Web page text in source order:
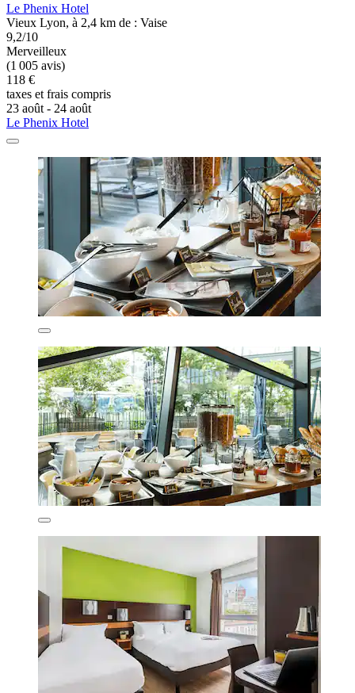
Le Phenix Hotel
Vieux Lyon, à 2,4 km de : Vaise
9,2/10
Merveilleux
(1 005 avis)
118 €
taxes et frais compris
23 août - 24 août
Le Phenix Hotel